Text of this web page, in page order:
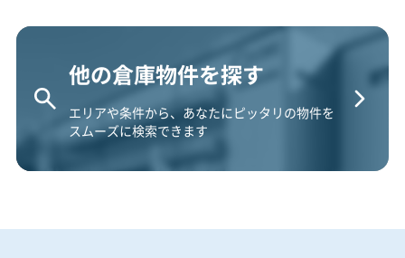
他の倉庫物件を探す
エリアや条件から、あなたにピッタリの物件を
スムーズに検索できます